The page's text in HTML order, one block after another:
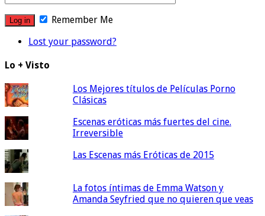
Remember Me
Lost your password?
Lo + Visto
Los Mejores títulos de Películas Porno
Clásicas
Escenas eróticas más fuertes del cine.
Irreversible
Las Escenas más Eróticas de 2015
La fotos íntimas de Emma Watson y
Amanda Seyfried que no quieren que veas